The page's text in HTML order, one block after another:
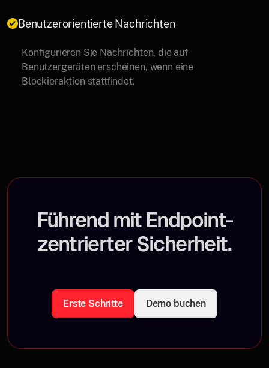
Benutzerorientierte Nachrichten
Konfigurieren Sie Nachrichten, die auf
Benutzergeräten erscheinen, wenn eine
Blockieraktion stattfindet.
Führend mit Endpoint-
zentrierter Sicherheit.
Erste Schritte Demo buchen